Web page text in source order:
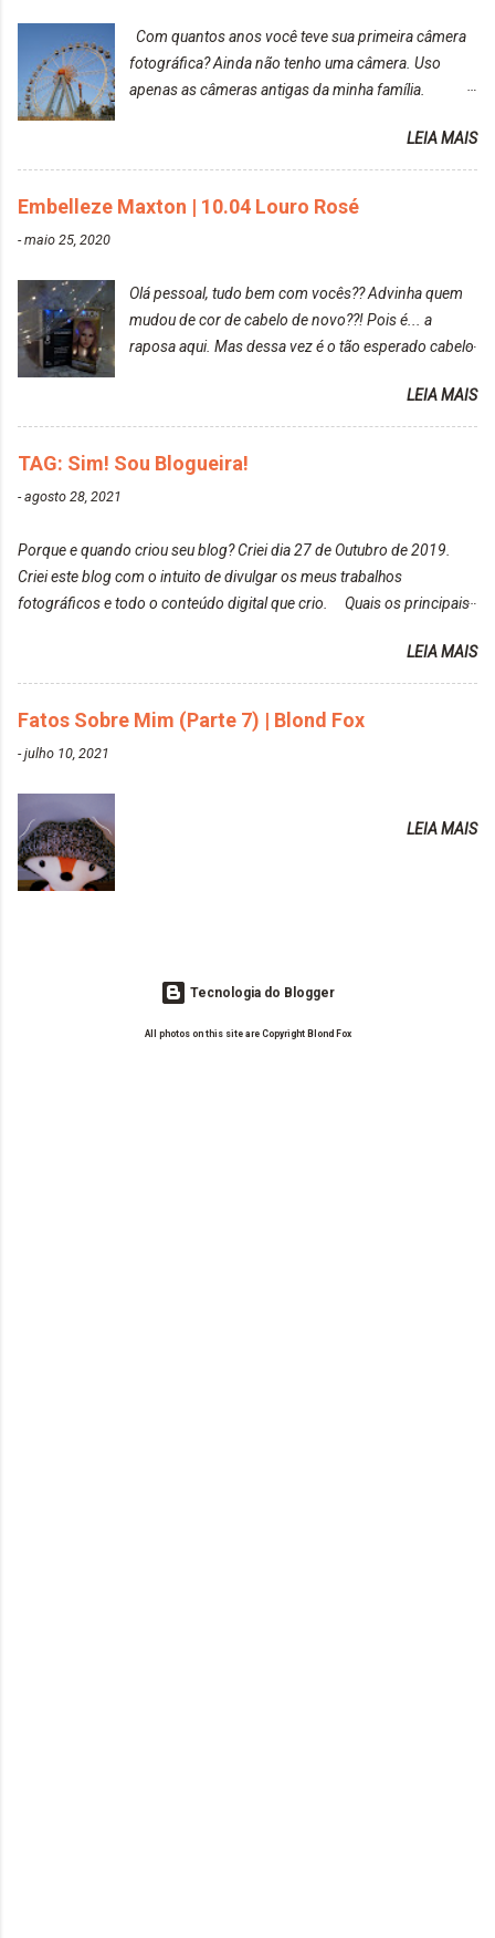
Com quantos anos você teve sua primeira câmera
fotográfica? Ainda não tenho uma câmera. Uso
apenas as câmeras antigas da minha família.
diria que gosto mais de fotografar, mas comecei a
gostar bastante de ser a minha modelo. Você tem
uma boa câmera para fotografar? Ainda não tenho
uma super câmera profissional. Por enquanto, a
suas fotos? Sim. Posto aqui e pelas minhas páginas.
Tumblr, We heart it, ou instagram? Instagram. Eu
particularmente não gosto de Tumblr e nem do We
elas fiquem no modo original? Sou do time foto
de um determinado lugar ou de algo que estou
fotografan...
LEIA MAIS
Embelleze Maxton | 10.04 Louro Rosé
-maio 25, 2020
Olá pessoal, tudo bem com vocês?? Advinha quem
mudou de cor de cabelo de novo??! Pois é... a
raposa aqui. Mas dessa vez é o tão esperado cabelo
Louro Rosé Se vocês não acompanharam a saga do
meu cabelo colorido, vou deixar aqui embaixo, o link
de todos que fiz para vocês verem: ✨ Alfaparf | Alta
Moda é... Creative Crazy Colors Pink
Turkiss Blue
https://www.adrielly.com.br/2020/02/keraton-hard-
colors-turkiss-blue.html ✨ Alpha Line | Máscara
Ozzy Lilac
em meu cabelo, pois, sempre jogava tinta em cima
LEIA MAIS
TAG: Sim! Sou Blogueira!
-agosto 28, 2021
Porque e quando criou seu blog? Criei dia 27 de Outubro de 2019.
Criei este blog com o intuito de divulgar os meus trabalhos
fotográficos e todo o conteúdo digital que crio. Quais os principais
vida de Blogueira? Tem sido um sonho. Minha família me apoia muito.
Qual a parte chata da vida de Blogueira? Às vezes, a criatividade vai
embora... O que tem de melhor em ser Blogueira? Ver o seu trabalho
sendo reconhecido. Aonde deseja chegar com o seu Blog? Muito
além daquilo que imagino. Seu blog pra você é profissional ou passa-
tudo para ele. Quais blogs acompanha, e quais indica? Eu acompanho
o Drilly Design e comecei a ler as postagens do antigo blog da Sweet
Carol "Magic Days". Tem sido fácil o convívio com seguidoras e
leitoras? Claro. Seu blog já esta como quer, ou ainda ...
LEIA MAIS
Fatos Sobre Mim (Parte 7) | Blond Fox
-julho 10, 2021
LEIA MAIS
Tecnologia do Blogger
All photos on this site are Copyright Blond Fox